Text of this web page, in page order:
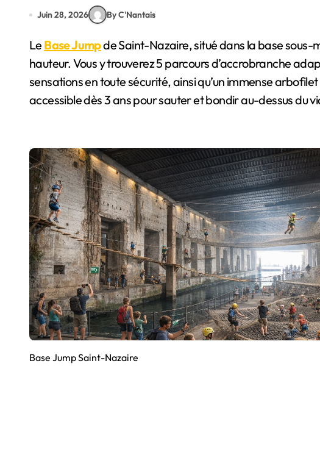
Juin 28, 2026 By C'Nantais
Le Base Jumpde Saint-Nazaire, situé dans la base sous-
hauteur. Vous y trouverez 5 parcours d’accrobranche
sensations en toute sécurité, ainsi qu’un immense
accessible dès 3 ans pour sauter et bondir au-dessus du
Base Jump Saint-Nazaire